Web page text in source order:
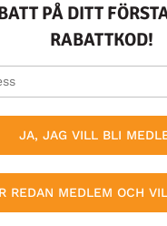
PÅ DITT
RABATTKOD!
JA, JAG VILL BLI
REDAN MEDLEM OCH